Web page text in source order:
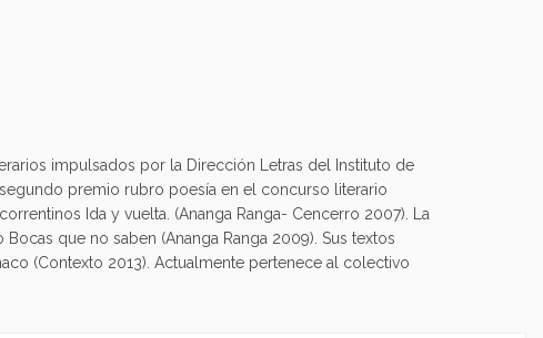
impulsados por la Dirección Letras del Instituto de
premio rubro poesía en el concurso literario
Ida y vuelta. (Ananga Ranga- Cencerro 2007). La
que no saben (Ananga Ranga 2009). Sus textos
(Contexto 2013). Actualmente pertenece al colectivo